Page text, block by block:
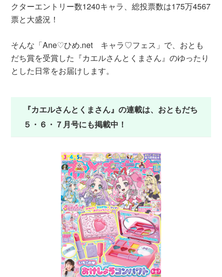
クターエントリー数1240キャラ、総投票数は175万4567
票と大盛況！
そんな「Ane♡ひめ.net キャラ♡フェス」で、おとも
だち賞を受賞した『カエルさんとくまさん』のゆったり
とした日常をお届けします。
『カエルさんとくまさん』の連載は、おともだち
５・６・７月号にも掲載中！